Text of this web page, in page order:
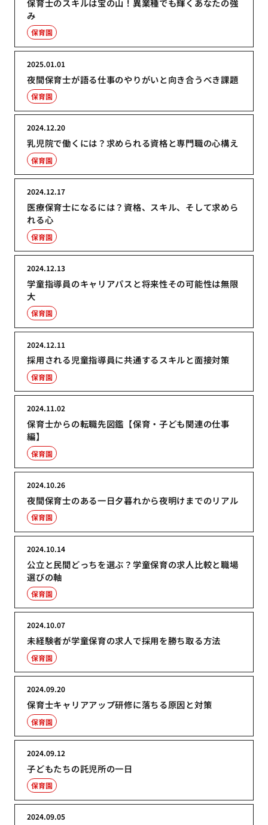
保育士のスキルは宝の山！異業種でも輝くあなたの強
み
保育園
夜間保育士が語る仕事のやりがいと向き合うべき課題
2025.01.01
保育園
乳児院で働くには？求められる資格と専門職の心構え
2024.12.20
保育園
医療保育士になるには？資格、スキル、そして求めら
れる心
2024.12.17
保育園
学童指導員のキャリアパスと将来性その可能性は無限
大
2024.12.13
保育園
採用される児童指導員に共通するスキルと面接対策
2024.12.11
保育園
保育士からの転職先図鑑【保育・子ども関連の仕事
編】
2024.11.02
保育園
夜間保育士のある一日夕暮れから夜明けまでのリアル
2024.10.26
保育園
公立と民間どっちを選ぶ？学童保育の求人比較と職場
選びの軸
2024.10.14
保育園
未経験者が学童保育の求人で採用を勝ち取る方法
2024.10.07
保育園
保育士キャリアアップ研修に落ちる原因と対策
2024.09.20
保育園
子どもたちの託児所の一日
2024.09.12
保育園
2024.09.05